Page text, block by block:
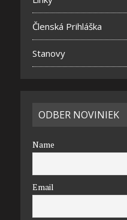
Členská Prihláška
Stanovy
ODBER NOVINIEK
Name
Email